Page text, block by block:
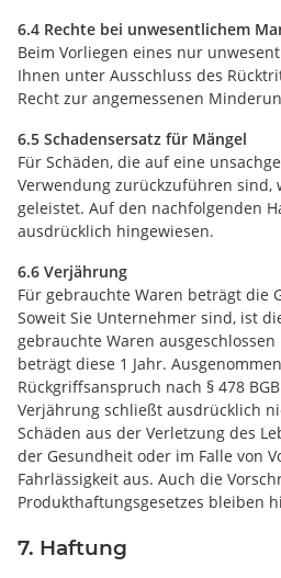
6.4 Rechte bei unwesentlichem
Beim Vorliegen eines nur
Ihnen unter Ausschluss des
Recht zur angemessenen
6.5 Schadensersatz für Mängel
Für Schäden, die auf eine
Verwendung zurückzuführen sind,
geleistet. Auf den nachfolgenden
ausdrücklich hingewiesen.
6.6 Verjährung
Für gebrauchte Waren beträgt die
Soweit Sie Unternehmer sind, ist
gebrauchte Waren
beträgt diese 1 Jahr.
Rückgriffsanspruch nach § 478
Verjährung schließt ausdrücklich
Schäden aus der Verletzung des
der Gesundheit oder im Falle von
Fahrlässigkeit aus. Auch die
Produkthaftungsgesetzes bleiben
7. Haftung